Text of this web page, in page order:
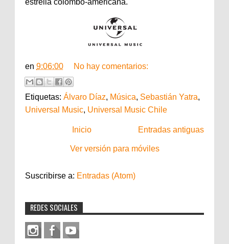
estrella colombo-americana.
en 9:06:00 No hay comentarios:
Etiquetas: Álvaro Díaz, Música, Sebastián Yatra,
Universal Music, Universal Music Chile
Entradas antiguas
Inicio
Ver versión para móviles
Suscribirse a: Entradas (Atom)
REDES SOCIALES